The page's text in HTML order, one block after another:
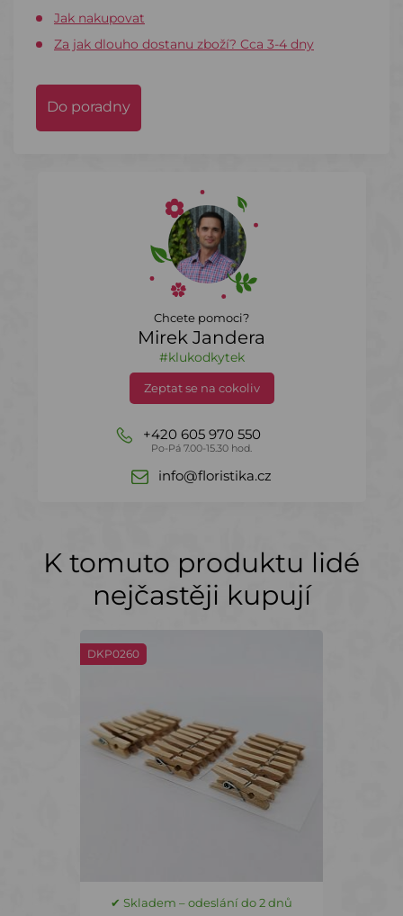
Jak nakupovat
Za jak dlouho dostanu zboží? Cca 3-4 dny
Do poradny
Chcete pomoci?
Mirek Jandera
#klukodkytek
Zeptat se na cokoliv
+420 605 970 550
Po-Pá 7.00-15.30 hod.
info@floristika.cz
K tomuto produktu lidé
nejčastěji kupují
DKP0260
✔ Skladem – odeslání do 2 dnů